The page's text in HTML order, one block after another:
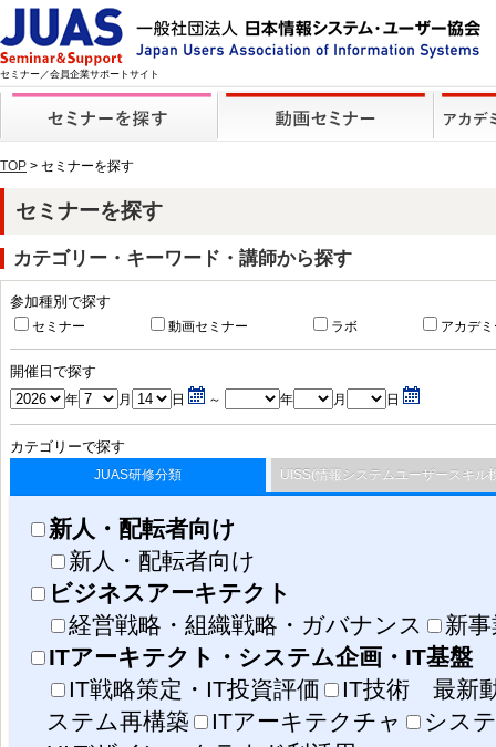
セミナー／会員企業サポートサイト
TOP > セミナーを探す
セミナーを探す
カテゴリー・キーワード・講師から探す
参加種別で探す
セミナー 動画セミナー ラボ アカデ
開催日で探す
年 月 日 ～ 年 月 日
カテゴリーで探す
JUAS研修分類
新人・配転者向け
新人・配転者向け
ビジネスアーキテクト
経営戦略・組織戦略・ガバナンス
新
ITアーキテクト・システム企画・IT基盤
IT戦略策定・IT投資評価
IT技術 最新
ステム再構築
ITアーキテクチャ
シス
UISS(情報システムユーザースキル